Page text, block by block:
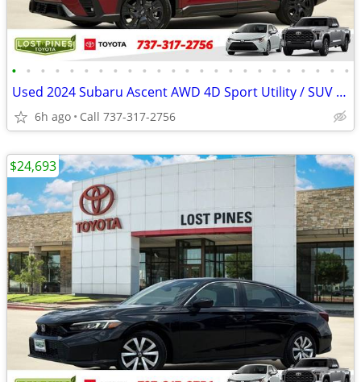
• • • • • • • • • • • • • • • • • • • • • • • •
Used 2024 Subaru Ascent AWD 4D Sport Utility / SUV Onyx Edition
6h ago Call 737-317-2756
$24,693